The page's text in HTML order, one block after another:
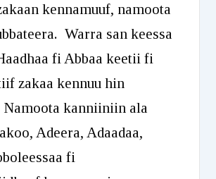
kennamuuf, namoota
Warra san keessa
fi Abbaa keetii fi
zakaa kennuu hin
Namoota kanniiniin ala
Adeera, Adaadaa,
fi